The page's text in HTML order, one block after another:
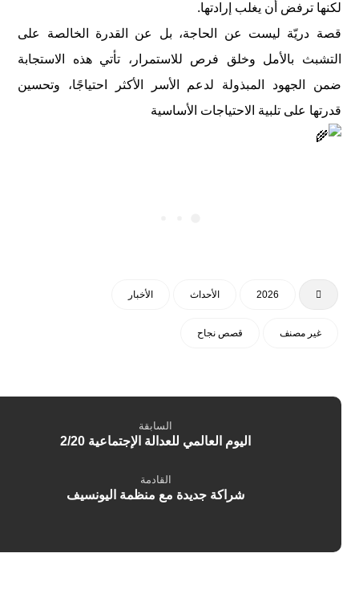
لكنها ترفض أن يغلب إرادتها.
قصة دريّة ليست عن الحاجة، بل عن القدرة الخالصة على
التشبث بالأمل وخلق فرص للاستمرار، تأتي هذه الاستجابة
ضمن الجهود المبذولة لدعم الأسر الأكثر احتياجًا، وتحسين
قدرتها على تلبية الاحتياجات الأساسية
2026 الأحداث الأخبار
غير مصنف قصص نجاح
السابقة
اليوم العالمي للعدالة الإجتماعية 2/20
القادمة
شراكة جديدة مع منظمة اليونسيف